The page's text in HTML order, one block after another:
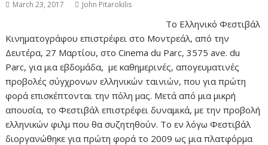
March 23, 2017 John Pitarokilis
Το Ελληνικό Φεστιβάλ
Κινηματογράφου επιστρέφει στο Μοντρεάλ, από την
Δευτέρα, 27 Μαρτίου, στο Cinema du Parc, 3575 ave. du
Parc, για μια εβδομάδα, με καθημερινές, απογευματινές
προβολές σύγχρονων ελληνικών ταινιών, που για πρώτη
φορά επισκέπτονται την πόλη μας. Μετά από μια μικρή
απουσία, το Φεστιβάλ επιστρέφει δυναμικά, με την προβολή
ελληνικών φιλμ που θα συζητηθούν. Το εν λόγω Φεστιβάλ
διοργανώθηκε για πρώτη φορά το 2009 ως μια πλατφόρμα